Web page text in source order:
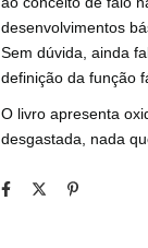
desenvolvimentos
Sem dúvida, ainda
definição da função
O livro apresenta
desgastada, nada